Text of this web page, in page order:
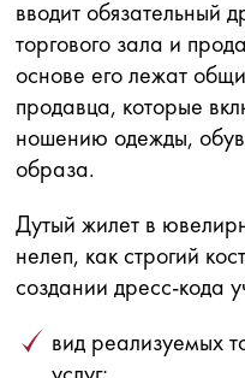
вводит обязательный
торгового зала и
основе его лежат
продавца, которые
ношению одежды,
образа.
Дутый жилет в
нелеп, как строгий
создании дресс-кода
вид реализуемых